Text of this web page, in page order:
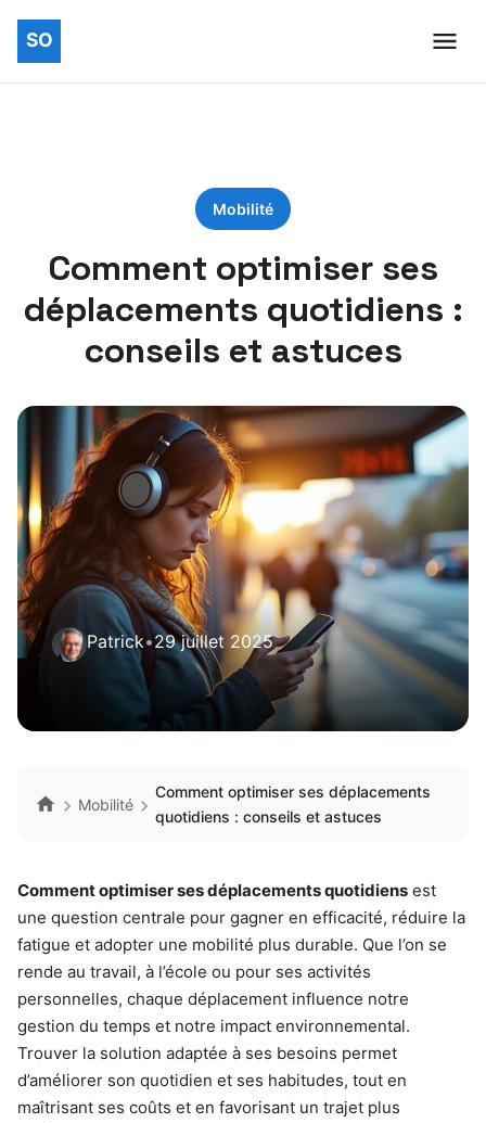
Mobilité
Comment optimiser ses
déplacements quotidiens :
conseils et astuces
Patrick•29 juillet 2025
Mobilité
Comment optimiser ses déplacements
quotidiens : conseils et astuces
Comment optimiser ses déplacements quotidiens est
une question centrale pour gagner en efficacité, réduire la
fatigue et adopter une mobilité plus durable. Que l’on se
rende au travail, à l’école ou pour ses activités
personnelles, chaque déplacement influence notre
gestion du temps et notre impact environnemental.
Trouver la solution adaptée à ses besoins permet
d’améliorer son quotidien et ses habitudes, tout en
maîtrisant ses coûts et en favorisant un trajet plus